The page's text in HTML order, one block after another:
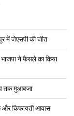
में जेएसपी की जीत
भाजपा ने फैसले का किया
तक मुआवजा
और किफायती आवास